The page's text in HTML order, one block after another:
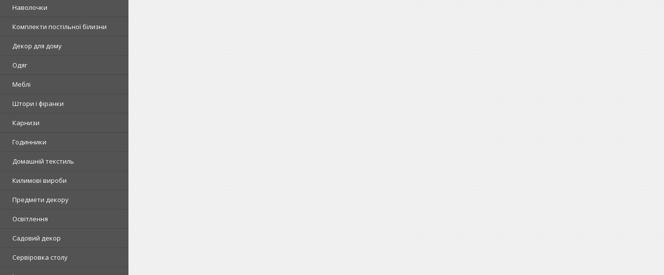
Наволочки
Комплекти постільної білизни
Декор для дому
Одяг
Меблі
Штори і фіранки
Карнизи
Годинники
Домашній текстиль
Килимові вироби
Предмети декору
Освітлення
Садовий декор
Сервіровка столу